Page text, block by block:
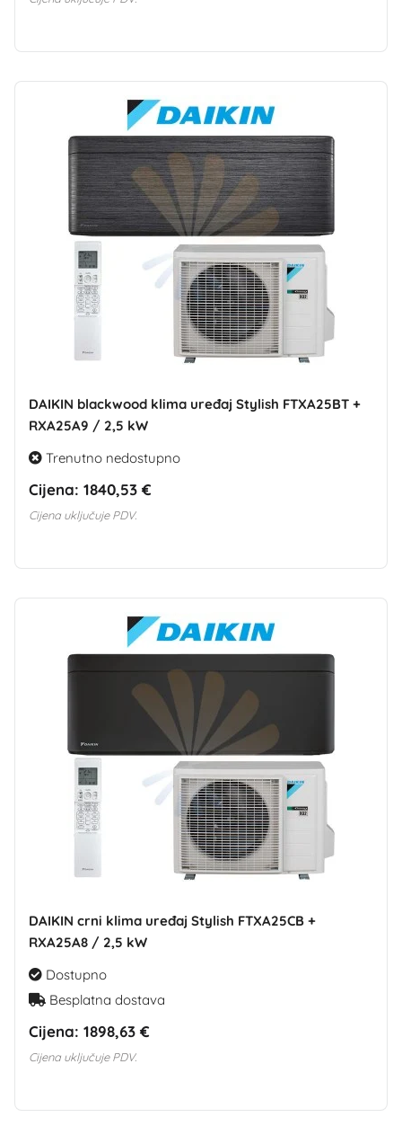
DAIKIN blackwood klima uređaj Stylish FTXA25BT +
RXA25A9 / 2,5 kW
Trenutno nedostupno
Cijena: 1840,53 €
Cijena uključuje PDV.
DAIKIN crni klima uređaj Stylish FTXA25CB +
RXA25A8 / 2,5 kW
Dostupno
Besplatna dostava
Cijena: 1898,63 €
Cijena uključuje PDV.